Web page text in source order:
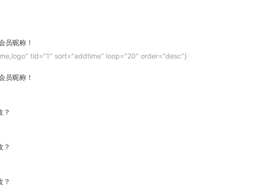
员昵称！
tid="1" sort="addtime" loop="20" order="desc"}
li>
员昵称！
？
？
？